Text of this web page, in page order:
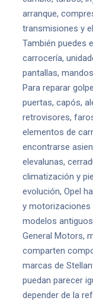
arranque,
transmisiones y
También puedes
carrocería,
pantallas,
Para reparar
puertas, capós,
retrovisores,
elementos de
encontrarse
elevalunas,
climatización y
evolución, Opel
y
modelos
General Motors,
comparten
marcas de
puedan parecer
depender de la